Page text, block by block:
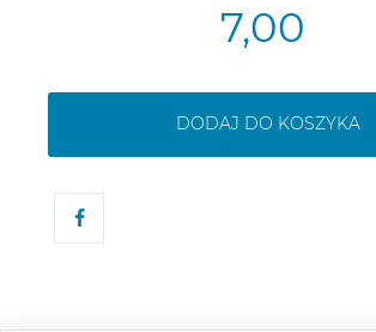
7,00
DODAJ DO KOSZYKA